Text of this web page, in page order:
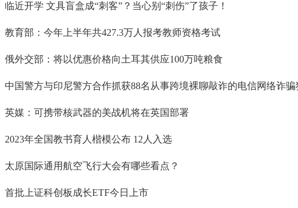
临近开学 文具盲盒成“刺客”？当心别“刺伤”了孩子！
教育部：今年上半年共427.3万人报考教师资格考试
俄外交部：将以优惠价格向土耳其供应100万吨粮食
中国警方与印尼警方合作抓获88名从事跨境裸聊敲诈的电信网络诈骗
英媒：可携带核武器的美战机将在英国部署
2023年全国教书育人楷模公布 12人入选
太原国际通用航空飞行大会有哪些看点？
首批上证科创板成长ETF今日上市